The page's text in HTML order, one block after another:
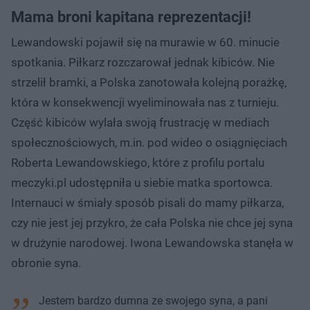
Mama broni kapitana reprezentacji!
Lewandowski pojawił się na murawie w 60. minucie
spotkania. Piłkarz rozczarował jednak kibiców. Nie
strzelił bramki, a Polska zanotowała kolejną porażkę,
która w konsekwencji wyeliminowała nas z turnieju.
Część kibiców wylała swoją frustrację w mediach
społecznościowych, m.in. pod wideo o osiągnięciach
Roberta Lewandowskiego, które z profilu portalu
meczyki.pl udostępniła u siebie matka sportowca.
Internauci w śmiały sposób pisali do mamy piłkarza,
czy nie jest jej przykro, że cała Polska nie chce jej syna
w drużynie narodowej. Iwona Lewandowska stanęła w
obronie syna.
Jestem bardzo dumna ze swojego syna, a pani